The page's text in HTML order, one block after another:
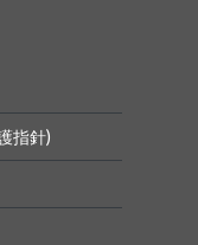
指針)